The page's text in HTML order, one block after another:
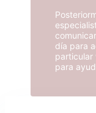
día para
particular
para